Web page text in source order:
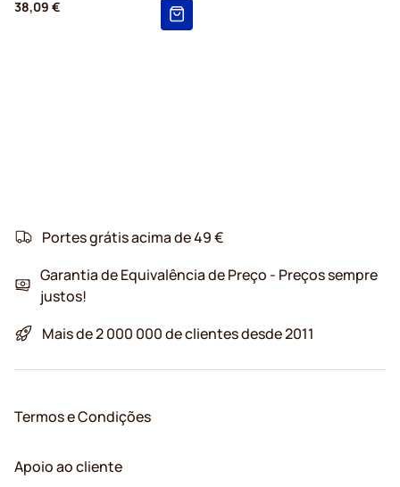
38,09 €
Portes grátis acima de 49 €
Garantia de Equivalência de Preço - Preços sempre
justos!
Mais de 2 000 000 de clientes desde 2011
Termos e Condições
Apoio ao cliente